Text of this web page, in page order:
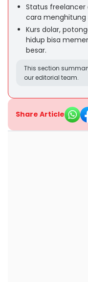
Status
cara menghitung
Kurs dolar,
hidup bisa
besar.
This section
our editorial team.
Share Article